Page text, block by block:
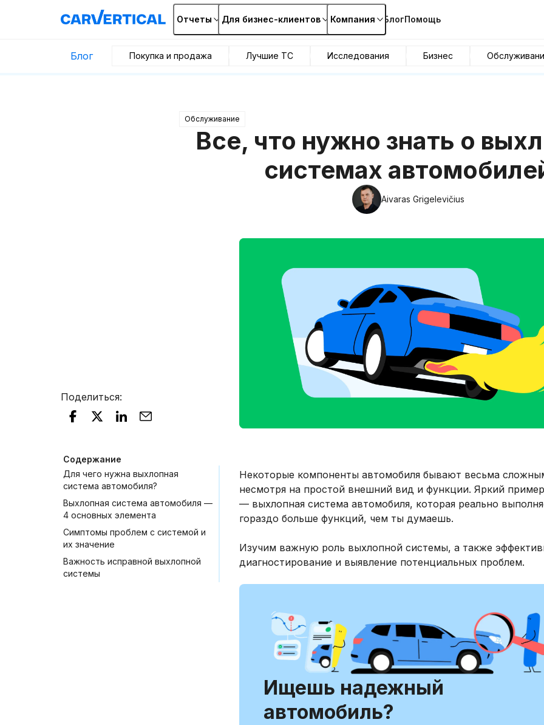
Отчеты Для бизнес-клиентов Компания БлогПомощь
Блог Покупка и продажа Лучшие ТС Исследования Бизнес
Обслуживание
Все, что нужно знать о
системах
Aivaras Grigelevičius
Поделиться:
Содержание
Для чего нужна выхлопная
система автомобиля?
Выхлопная система автомобиля —
4 основных элемента
Симптомы проблем с системой и
их значение
Важность исправной выхлопной
системы
Некоторые компоненты автомобиля бывают весьма
несмотря на простой внешний вид и функции. Яркий
— выхлопная система автомобиля, которая реально
гораздо больше функций, чем ты думаешь.
Изучим важную роль выхлопной системы, а также
диагностирование и выявление потенциальных проблем.
Ищешь надежный
автомобиль?